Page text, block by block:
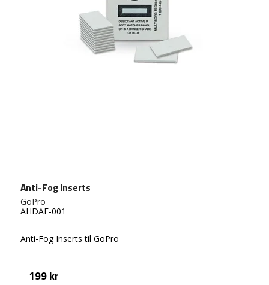
Anti-Fog Inserts
GoPro
AHDAF-001
Anti-Fog Inserts til GoPro
199 kr